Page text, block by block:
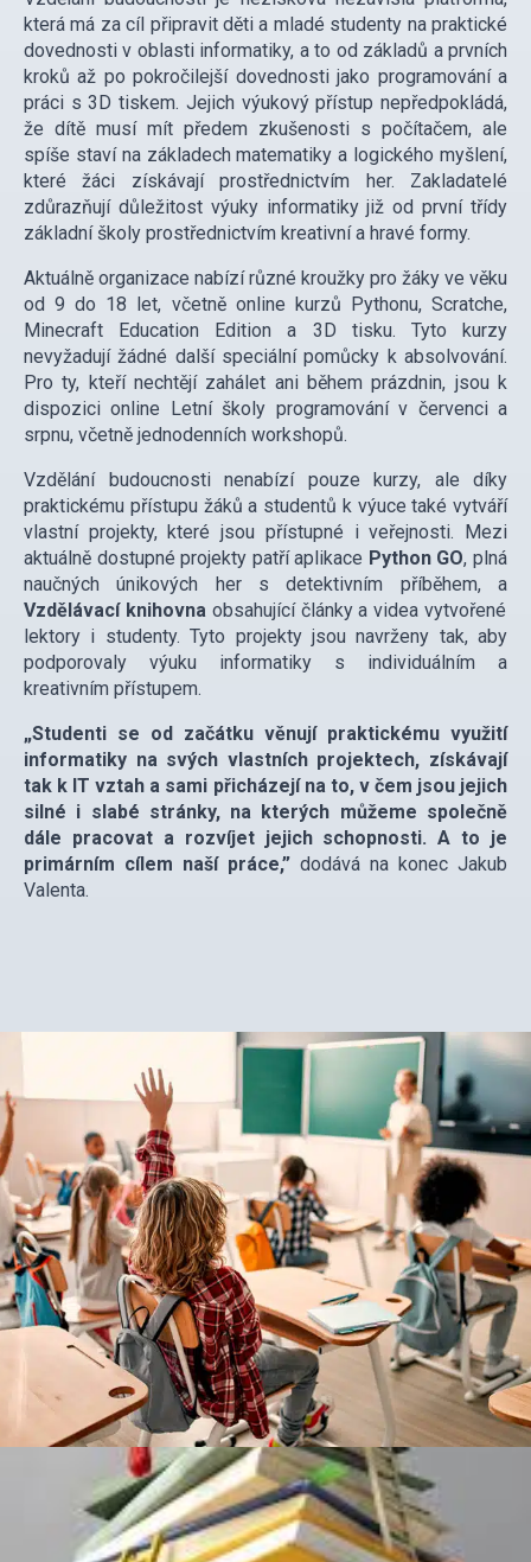
která má za cíl připravit děti a mladé studenty na praktické
dovednosti v oblasti informatiky, a to od základů a prvních
kroků až po pokročilejší dovednosti jako programování a
práci s 3D tiskem. Jejich výukový přístup nepředpokládá,
že dítě musí mít předem zkušenosti s počítačem, ale
spíše staví na základech matematiky a logického myšlení,
které žáci získávají prostřednictvím her. Zakladatelé
zdůrazňují důležitost výuky informatiky již od první třídy
základní školy prostřednictvím kreativní a hravé formy.
Aktuálně organizace nabízí různé kroužky pro žáky ve věku
od 9 do 18 let, včetně online kurzů Pythonu, Scratche,
Minecraft Education Edition a 3D tisku. Tyto kurzy
nevyžadují žádné další speciální pomůcky k absolvování.
Pro ty, kteří nechtějí zahálet ani během prázdnin, jsou k
dispozici online Letní školy programování v červenci a
srpnu, včetně jednodenních workshopů.
Vzdělání budoucnosti nenabízí pouze kurzy, ale díky
praktickému přístupu žáků a studentů k výuce také vytváří
vlastní projekty, které jsou přístupné i veřejnosti. Mezi
aktuálně dostupné projekty patří aplikace Python GO, plná
naučných únikových her s detektivním příběhem, a
Vzdělávací knihovna obsahující články a videa vytvořené
lektory i studenty. Tyto projekty jsou navrženy tak, aby
podporovaly výuku informatiky s individuálním a
kreativním přístupem.
„Studenti se od začátku věnují praktickému využití
informatiky na svých vlastních projektech, získávají
tak k IT vztah a sami přicházejí na to, v čem jsou jejich
silné i slabé stránky, na kterých můžeme společně
dále pracovat a rozvíjet jejich schopnosti. A to je
primárním cílem naší práce,” dodává na konec Jakub
Valenta.